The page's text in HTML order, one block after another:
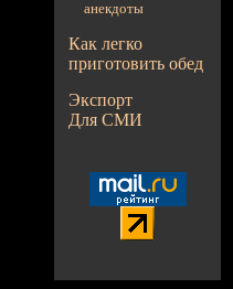
анекдоты
Как легко
приготовить обед
Экспорт
Для СМИ